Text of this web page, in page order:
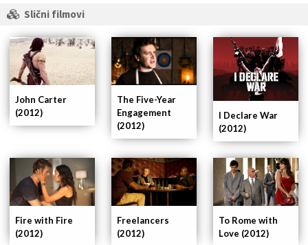
Slični filmovi
To Rome with
Love (2012)
Freelancers
(2012)
Fire with Fire
(2012)
I Declare War
(2012)
The Five-Year
Engagement
(2012)
John Carter
(2012)